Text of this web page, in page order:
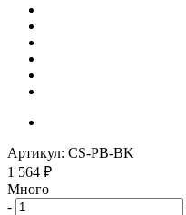
Артикул: CS-PB-BK
1 564 ₽
Много
-